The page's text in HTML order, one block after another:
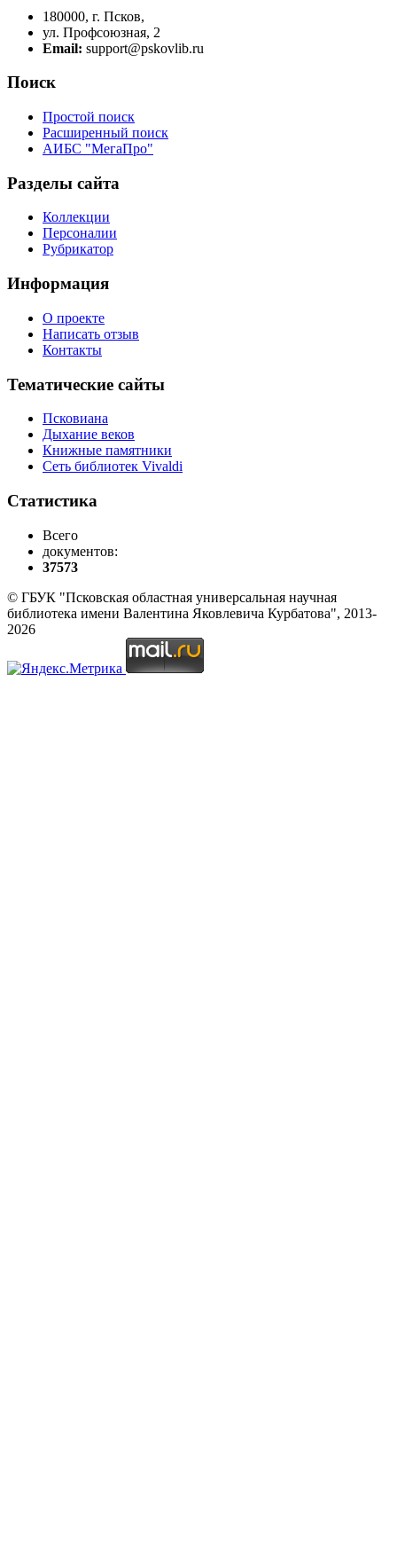
180000, г. Псков,
ул. Профсоюзная, 2
Email: support@pskovlib.ru
Поиск
Простой поиск
Расширенный поиск
АИБС "МегаПро"
Разделы сайта
Коллекции
Персоналии
Рубрикатор
Информация
О проекте
Написать отзыв
Контакты
Тематические сайты
Псковиана
Дыхание веков
Книжные памятники
Сеть библиотек Vivaldi
Статистика
Всего
документов:
37573
© ГБУК "Псковская областная универсальная научная
библиотека имени Валентина Яковлевича Курбатова", 2013-
2026